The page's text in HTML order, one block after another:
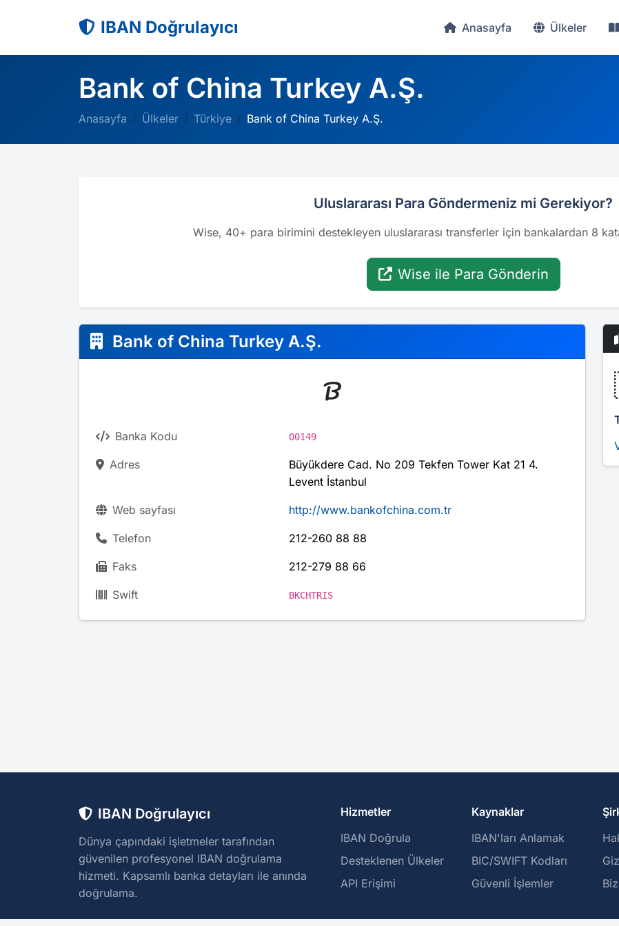
IBAN Doğrulayıcı Anasayfa Ülkeler
Bank of China Turkey A.Ş.
Anasayfa Ülkeler Türkiye Bank of China Turkey A.Ş.
Uluslararası Para Göndermeniz mi Gerekiyor?
Wise, 40+ para birimini destekleyen uluslararası transferler için bankalardan 8
Wise ile Para Gönderin
Bank of China Turkey A.Ş.
Banka Kodu 00149
Adres
Büyükdere Cad. No 209 Tekfen Tower Kat 21 4.
Levent İstanbul
Web sayfası http://www.bankofchina.com.tr
Telefon 212-260 88 88
Faks 212-279 88 66
Swift BKCHTRIS
IBAN Doğrulayıcı
Dünya çapındaki işletmeler tarafından
güvenilen profesyonel IBAN doğrulama
hizmeti. Kapsamlı banka detayları ile anında
doğrulama.
Hizmetler
IBAN Doğrula
Desteklenen Ülkeler
API Erişimi
Kaynaklar
IBAN'ları Anlamak
BIC/SWIFT Kodları
Güvenli İşlemler